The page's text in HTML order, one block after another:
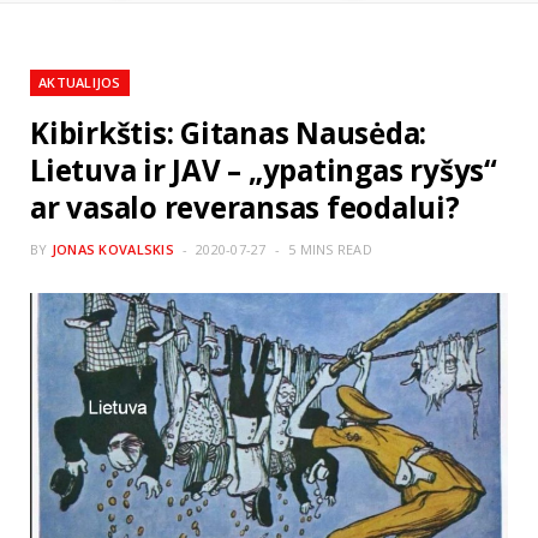
AKTUALIJOS
Kibirkštis: Gitanas Nausėda:
Lietuva ir JAV – „ypatingas ryšys“
ar vasalo reveransas feodalui?
BY JONAS KOVALSKIS 2020-07-27 5 MINS READ